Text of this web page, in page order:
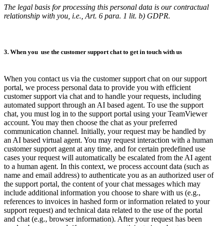
The legal basis for processing this personal data is our contractual
relationship with you, i.e., Art. 6 para. 1 lit. b) GDPR.
3. When you use the customer support chat to get in touch with us
When you contact us via the customer support chat on our support
portal, we process personal data to provide you with efficient
customer support via chat and to handle your requests, including
automated support through an AI based agent. To use the support
chat, you must log in to the support portal using your TeamViewer
account. You may then choose the chat as your preferred
communication channel. Initially, your request may be handled by
an AI based virtual agent. You may request interaction with a human
customer support agent at any time, and for certain predefined use
cases your request will automatically be escalated from the AI agent
to a human agent. In this context, we process account data (such as
name and email address) to authenticate you as an authorized user of
the support portal, the content of your chat messages which may
include additional information you choose to share with us (e.g.,
references to invoices in hashed form or information related to your
support request) and technical data related to the use of the portal
and chat (e.g., browser information). After your request has been